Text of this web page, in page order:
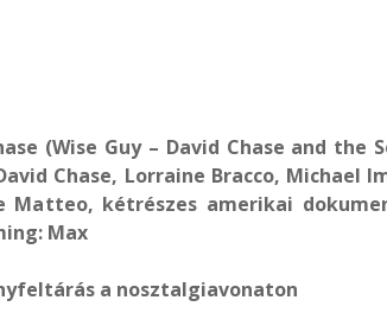
(Wise Guy – David Chase and the
Chase, Lorraine Bracco, Michael
Matteo, kétrészes amerikai
Max
a nosztalgiavonaton